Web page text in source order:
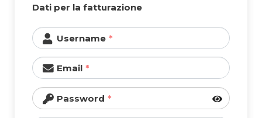
Dati per la fatturazione
Username
Email
Password